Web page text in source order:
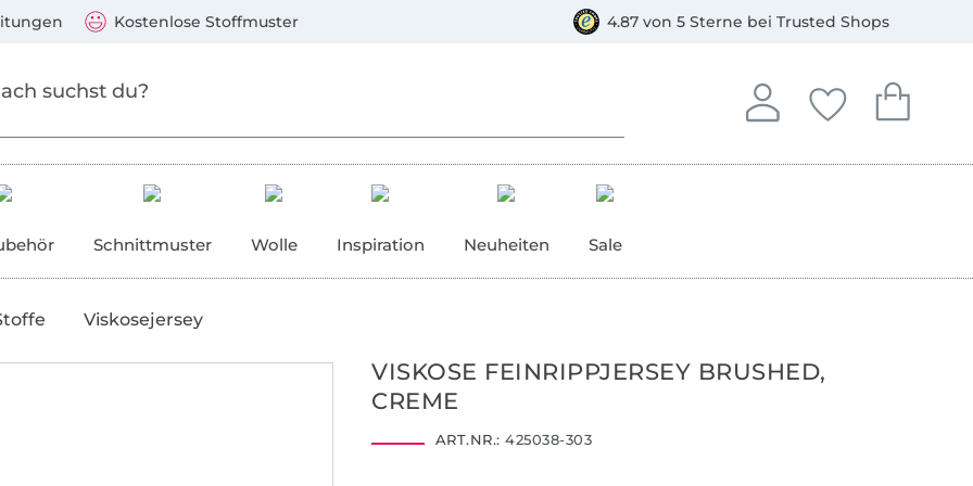
Kostenlose Stoffmuster 4.87 von 5 Sterne bei Trusted Shops
Anmelden
In deinem Konto
Deine
Du hast keine
Dein
Du hast
Schnittmuster Wolle Inspiration Neuheiten Sale
Viskosejersey
VISKOSE FEINRIPPJERSEY BRUSHED,
CREME
ART.NR.: 425038-303
Mastercard, PayPal, Giropay, Kauf auf Rechnung, Vorkasse